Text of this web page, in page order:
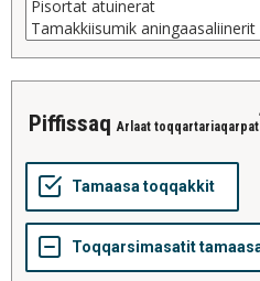
piffissaq Arlaat toqqartariaqarpat